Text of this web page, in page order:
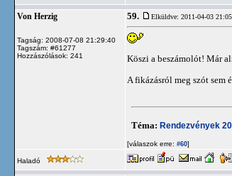
Von Herzig
Tagság: 2008-07-08 21:29:40
Tagszám: #61277
Hozzászólások: 241
59. Elküldve: 2011-04-03
Köszi a beszámolót! Már
A fikázásról meg szót sem
Téma: Rendezvények
[válaszok erre: #60]
Haladó